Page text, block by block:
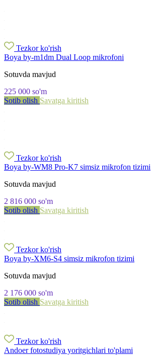
Tezkor ko'rish
Boya by-m1dm Dual Loop mikrofoni
Sotuvda mavjud
225 000 so'm
Sotib olish Savatga kiritish
Tezkor ko'rish
Boya by-WM8 Pro-K7 simsiz mikrofon tizimi
Sotuvda mavjud
2 816 000 so'm
Sotib olish Savatga kiritish
Tezkor ko'rish
Boya by-XM6-S4 simsiz mikrofon tizimi
Sotuvda mavjud
2 176 000 so'm
Sotib olish Savatga kiritish
Tezkor ko'rish
Andoer fotostudiya yoritgichlari to'plami